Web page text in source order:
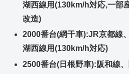
湖西線用(130km/h対応,一部
改造)
2000番台(網干車):JR京都線
湖西線用(130km/h対応)
2500番台(日根野車):阪和線